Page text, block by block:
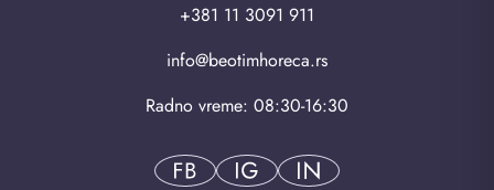
+381 11 3091 911
info@beotimhoreca.rs
Radno vreme: 08:30-16:30